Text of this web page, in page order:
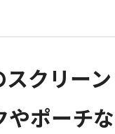
クリーン
やポーチな